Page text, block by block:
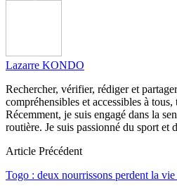
Lazarre KONDO
Rechercher, vérifier, rédiger et
compréhensibles et accessibles à
Récemment, je suis engagé dans la
routière. Je suis passionné du sport et
Article Précédent
Togo : deux nourrissons perdent la